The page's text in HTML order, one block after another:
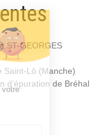
ST-GEORGES
Saint-Lô (Manche)
d’épuration de Bréhal